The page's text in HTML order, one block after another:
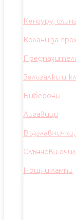
Кенгуру,
Колани за
Залъгалки и
Биберони
Лигавици
Слънчеви
Нощни лампи